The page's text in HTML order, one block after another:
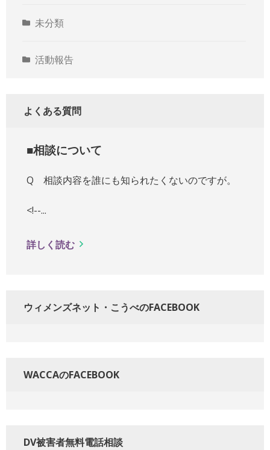
未分類
活動報告
よくある質問
■相談について
Q 相談内容を誰にも知られたくないのですが。
<!--...
詳しく読む
ウィメンズネット・こうべのFACEBOOK
WACCAのFACEBOOK
DV被害者無料電話相談